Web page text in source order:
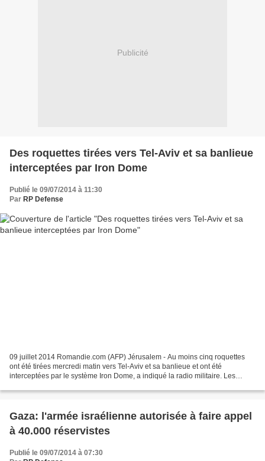
Publicité
Des roquettes tirées vers Tel-Aviv et sa banlieue
interceptées par Iron Dome
Publié le 09/07/2014 à 11:30
Par RP Defense
09 juillet 2014 Romandie.com (AFP) Jérusalem - Au moins cinq roquettes
ont été tirées mercredi matin vers Tel-Aviv et sa banlieue et ont été
interceptées par le système Iron Dome, a indiqué la radio militaire. Les
Gaza: l'armée israélienne autorisée à faire appel
à 40.000 réservistes
Publié le 09/07/2014 à 07:30